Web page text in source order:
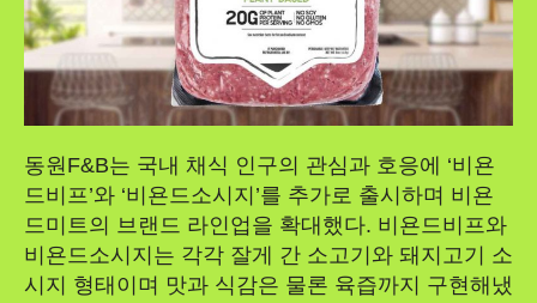
동원F&B는 국내 채식 인구의 관심과 호응에 ‘비욘
드비프’와 ‘비욘드소시지’를 추가로 출시하며 비욘
드미트의 브랜드 라인업을 확대했다. 비욘드비프와
비욘드소시지는 각각 잘게 간 소고기와 돼지고기 소
시지 형태이며 맛과 식감은 물론 육즙까지 구현해냈